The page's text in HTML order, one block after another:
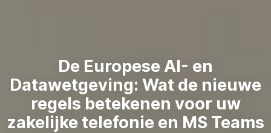
De Europese AI- en
Datawetgeving: Wat de nieuwe
regels betekenen voor uw
zakelijke telefonie en MS Teams